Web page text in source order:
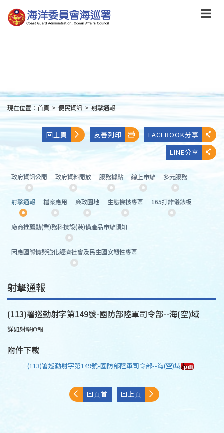
到
主
:::
現在位置： 首頁 > 便民資訊 > 射擊通報
回上頁 友善列印
FACEBOOK分享
LINE分享
政府資訊公開 政府資料開放 服務據點 線上申辦 多元服務
射擊通報 檔案應用 廉政園地 生態檢核專區 165打詐儀錶板
廠商推薦勤(業)務科技設(裝)備產品申辦須知
因應國際情勢強化經濟社會及民生國安韌性專區
射擊通報
(113)署巡勤射字第149號-國防部陸軍司令部--海(空)域
詳如射擊通報
附件下載
(113)署巡勤射字第149號-國防部陸軍司令部--海(空)域
回頁首 回上頁